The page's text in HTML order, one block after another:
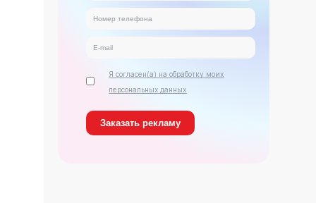
Я согласен(а) на обработку моих
персональных данных